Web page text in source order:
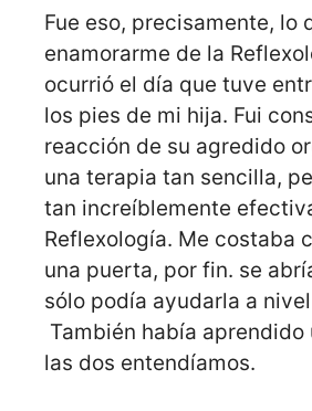
Fue eso, precisamente, lo
enamorarme de la
ocurrió el día que tuve
los pies de mi hija. Fui
reacción de su agredido
una terapia tan sencilla,
tan increíblemente
Reflexología. Me costaba
una puerta, por fin. se
sólo podía ayudarla a
También había aprendido
las dos entendíamos.